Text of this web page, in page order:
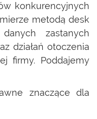
konkurencyjnych
metodą desk
zastanych
działań otoczenia
firmy. Poddajemy
znaczące dla